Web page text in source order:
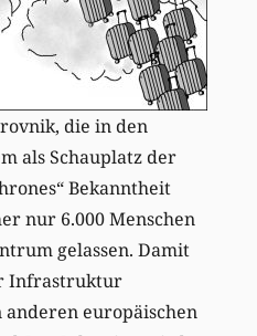
die in den
als Schauplatz der
Bekanntheit
nur 6.000 Menschen
gelassen. Damit
Infrastruktur
europäischen